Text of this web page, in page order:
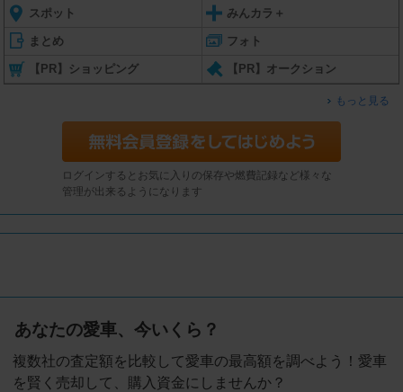
スポット みんカラ＋
まとめ フォト
【PR】ショッピング 【PR】オークション
もっと見る
ログインするとお気に入りの保存や燃費記録など様々な
管理が出来るようになります
あなたの愛車、今いくら？
複数社の査定額を比較して愛車の最高額を調べよう！愛車
を賢く売却して、購入資金にしませんか？